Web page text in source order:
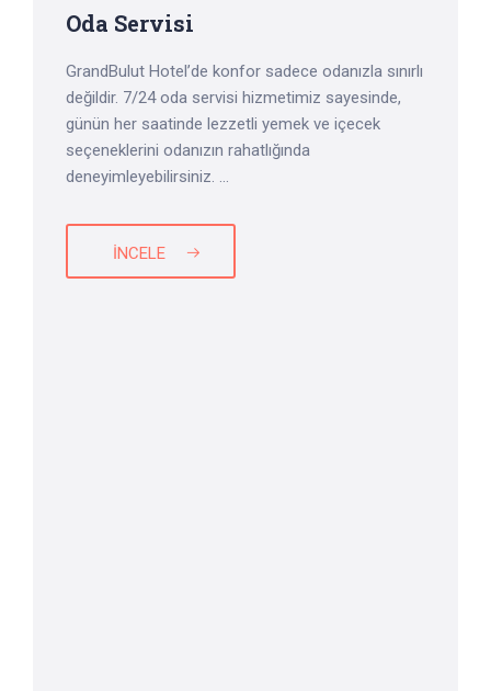
Oda Servisi
GrandBulut Hotel’de konfor sadece odanızla sınırlı
değildir. 7/24 oda servisi hizmetimiz sayesinde,
günün her saatinde lezzetli yemek ve içecek
seçeneklerini odanızın rahatlığında
deneyimleyebilirsiniz. ...
İNCELE